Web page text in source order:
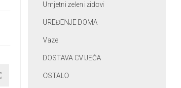
Umjetni zeleni zidovi
UREĐENJE DOMA
Vaze
DOSTAVA CVIJEĆA
OSTALO